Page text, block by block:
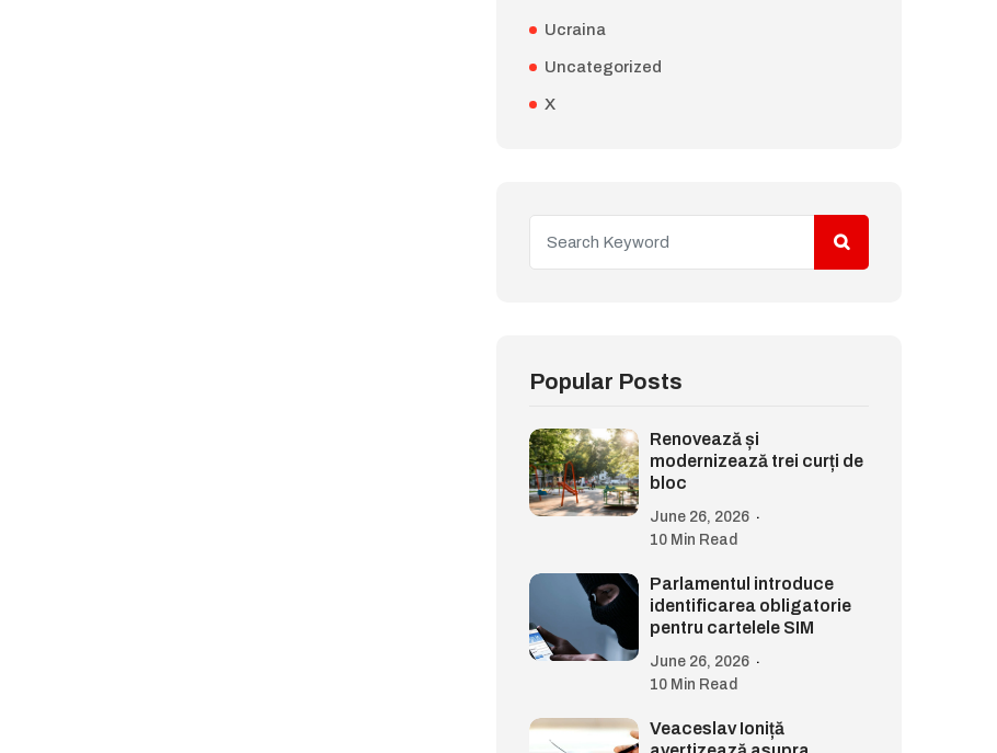
Ucraina
Uncategorized
X
Popular Posts
Renovează și
modernizează trei curți de
bloc
June 26, 2026
10 Min Read
Parlamentul introduce
identificarea obligatorie
pentru cartelele SIM
June 26, 2026
10 Min Read
Veaceslav Ioniță